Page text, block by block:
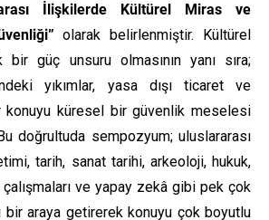
İlişkilerde Kültürel Miras ve
olarak belirlenmiştir. Kültürel
bir güç unsuru olmasının yanı sıra;
yıkımlar, yasa dışı ticaret ve
konuyu küresel bir güvenlik meselesi
doğrultuda sempozyum; uluslararası
tarih, sanat tarihi, arkeoloji, hukuk,
ve yapay zekâ gibi pek çok
bir araya getirerek konuyu çok boyutlu